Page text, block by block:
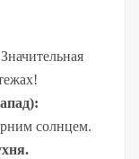
Значительная
солнцем.